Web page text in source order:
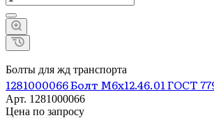
Болты для жд транспорта
1281000066 Болт М6х12.46.01 ГОСТ
Арт. 1281000066
Цена по запросу